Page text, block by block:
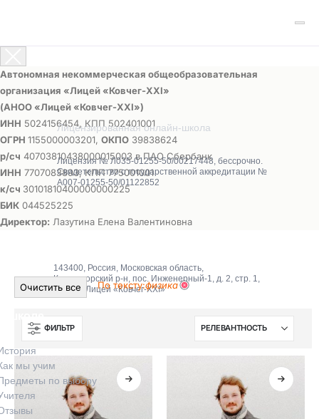
Автономная некоммерческая общеобразовательная
организация «Лицей «Ковчег-ХХI»
(АНОО «Лицей «Ковчег-ХХI»)
ИНН 5024156454, КПП 502401001
ОГРН 1155000003201, ОКПО 39838624
р/сч 40703810438000015003 в ПАО Сбербанк
ИНН 7707083893, КПП 775001001
к/сч 30101810400000000225
БИК 044525225
Директор: Лазутина Елена Валентиновна
Очистить все По тексту:физика
ФИЛЬТР
143400, Россия, Московская область,
Красногорский р-н, пос. Инженерный-1, д. 2, стр. 1,
АНОО «Лицей «Ковчег-XXI»
Лицензированная онлайн-школа
Лицензия № Л035-01255-50/00217448, бессрочно.
Свидетельство о государственной аккредитации №
А007-01255-50/01122852
школе
мы учим
по выбору